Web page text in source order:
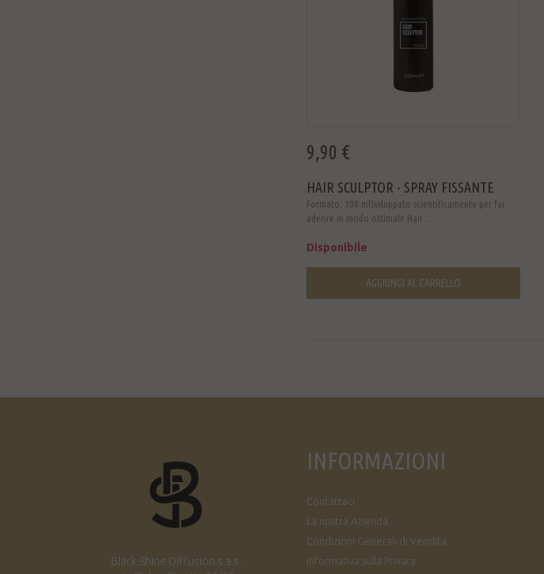
9,90 €
HAIR SCULPTOR - SPRAY FISSANTE
Formato: 100 mlSviluppato scientificamente per far
aderire in modo ottimale Hair ...
Disponibile
AGGIUNGI AL CARRELLO
Black Shine Diffusion s.a.s.
INFORMAZIONI
Contattaci
La nostra Azienda
Condizioni Generali di Vendita
Informativa sulla Privacy